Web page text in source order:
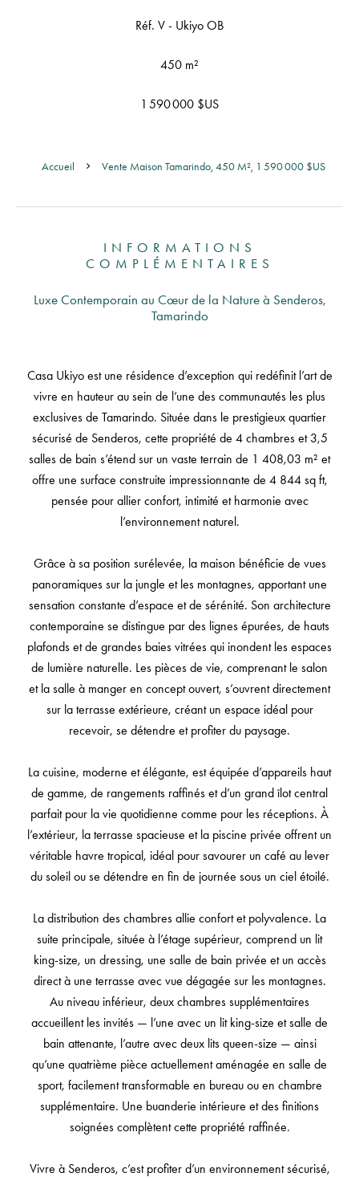
Réf. V - Ukiyo OB
450 m²
1 590 000 $US
Accueil Vente Maison Tamarindo, 450 M², 1 590 000 $US
INFORMATIONS
COMPLÉMENTAIRES
Luxe Contemporain au Cœur de la Nature à Senderos,
Tamarindo
Casa Ukiyo est une résidence d’exception qui redéfinit l’art de
vivre en hauteur au sein de l’une des communautés les plus
exclusives de Tamarindo. Située dans le prestigieux quartier
sécurisé de Senderos, cette propriété de 4 chambres et 3,5
salles de bain s’étend sur un vaste terrain de 1 408,03 m² et
offre une surface construite impressionnante de 4 844 sq ft,
pensée pour allier confort, intimité et harmonie avec
l’environnement naturel.
Grâce à sa position surélevée, la maison bénéficie de vues
panoramiques sur la jungle et les montagnes, apportant une
sensation constante d’espace et de sérénité. Son architecture
contemporaine se distingue par des lignes épurées, de hauts
plafonds et de grandes baies vitrées qui inondent les espaces
de lumière naturelle. Les pièces de vie, comprenant le salon
et la salle à manger en concept ouvert, s’ouvrent directement
sur la terrasse extérieure, créant un espace idéal pour
recevoir, se détendre et profiter du paysage.
La cuisine, moderne et élégante, est équipée d’appareils haut
de gamme, de rangements raffinés et d’un grand îlot central
parfait pour la vie quotidienne comme pour les réceptions. À
l’extérieur, la terrasse spacieuse et la piscine privée offrent un
véritable havre tropical, idéal pour savourer un café au lever
du soleil ou se détendre en fin de journée sous un ciel étoilé.
La distribution des chambres allie confort et polyvalence. La
suite principale, située à l’étage supérieur, comprend un lit
king-size, un dressing, une salle de bain privée et un accès
direct à une terrasse avec vue dégagée sur les montagnes.
Au niveau inférieur, deux chambres supplémentaires
accueillent les invités — l’une avec un lit king-size et salle de
bain attenante, l’autre avec deux lits queen-size — ainsi
qu’une quatrième pièce actuellement aménagée en salle de
sport, facilement transformable en bureau ou en chambre
supplémentaire. Une buanderie intérieure et des finitions
soignées complètent cette propriété raffinée.
Vivre à Senderos, c’est profiter d’un environnement sécurisé,